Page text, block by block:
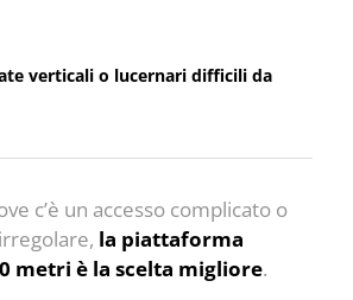
verticali o lucernari difficili da
c’è un accesso complicato o
la piattaforma
metri è la scelta migliore.